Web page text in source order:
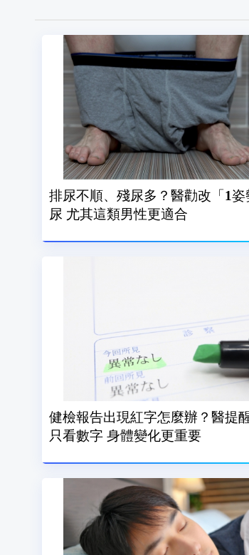
排尿不順、殘尿多？醫勸改「1姿
尿 尤其這類男性更適合
健檢報告出現紅字怎麼辦？醫提
只看數字 身體變化更重要